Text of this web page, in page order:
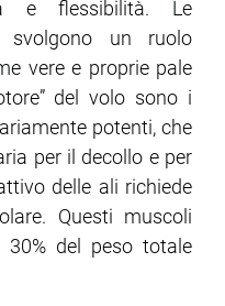
e flessibilità. Le
svolgono un ruolo
vere e proprie pale
del volo sono i
potenti, che
per il decollo e per
delle ali richiede
Questi muscoli
del peso totale